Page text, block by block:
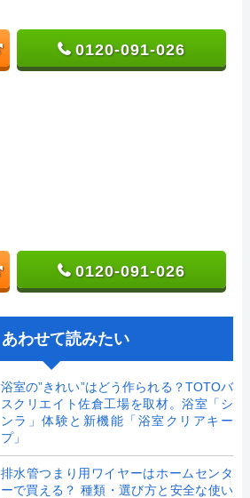
0120-091-026
0120-091-026
あわせて読みたい
浴室の”きれい”はどう作られる？TOTOバ
スクリエイト佐倉工場を取材。浴室「シ
ンラ」体験と新機能「浴室クリアキー
プ」
排水管つまり用ワイヤーはホームセンタ
ーで買える？ 種類・選び方と安全な使い